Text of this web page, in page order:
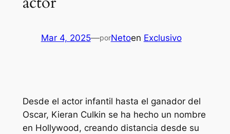
Mar 4, 2025—porNetoen Exclusivo
Desde el actor infantil hasta el ganador del
Oscar, Kieran Culkin se ha hecho un nombre
en Hollywood, creando distancia desde su